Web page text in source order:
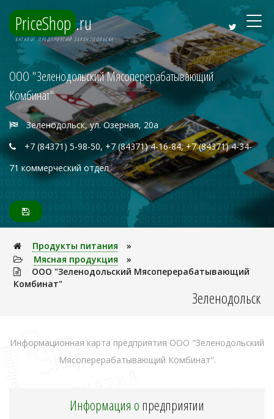
PriceShop .ru
КАТАЛОГ ПРЕДПРИЯТИЙ ЗЕЛЕНОДОЛЬСКА
ООО "Зеленодольский Мясоперерабатывающий
Комбинат"
Зеленодольск, ул. Озерная, 20а
+7 (84371) 5-98-50, +7 (84371) 4-16-84, +7 (84371) 4-34-
71 коммерческий отдел
Продукты питания
»
Мясная продукция
»
ООО "Зеленодольский Мясоперерабатывающий
Комбинат"
Зеленодольск
Информационная карта предприятия ООО "Зеленодольский
Мясоперерабатывающий Комбинат".
Информация опредприятии